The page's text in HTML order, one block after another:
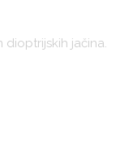
dioptrijskih jačina.